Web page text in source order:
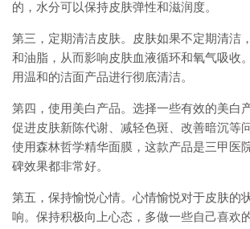
的，水分可以保持皮肤弹性和滋润度。
第三，定期清洁皮肤。皮肤如果不定期清洁
和油脂，从而影响皮肤血液循环和氧气吸收
用温和的洁面产品进行彻底清洁。
第四，使用美白产品。选择一些有效的美白
促进皮肤新陈代谢、减轻色斑、改善暗沉等
使用森林哲学精华面膜，这款产品是三甲医
碑效果都非常好。
第五，保持愉悦心情。心情愉悦对于皮肤的
响。保持积极向上心态，多做一些自己喜欢